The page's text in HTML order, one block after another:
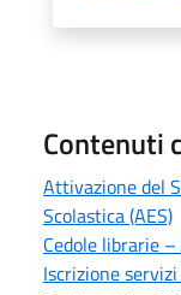
Contenuti
Attivazione del
Scolastica (AES)
Cedole librarie
Iscrizione